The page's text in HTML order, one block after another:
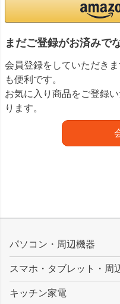
まだご登録がお済みで
会員登録をしていただき
も便利です。
お気に入り商品をご登録
ります。
パソコン・周辺機器
スマホ・タブレット・周
キッチン家電